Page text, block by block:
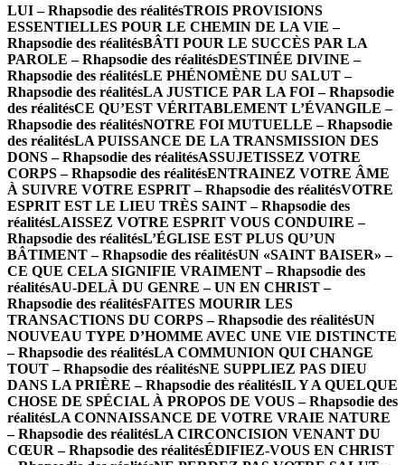
LUI – Rhapsodie des réalitésTROIS PROVISIONS
ESSENTIELLES POUR LE CHEMIN DE LA VIE –
Rhapsodie des réalitésBÂTI POUR LE SUCCÈS PAR LA
PAROLE – Rhapsodie des réalitésDESTINÉE DIVINE –
Rhapsodie des réalitésLE PHÉNOMÈNE DU SALUT –
Rhapsodie des réalitésLA JUSTICE PAR LA FOI – Rhapsodie
des réalitésCE QU’EST VÉRITABLEMENT L’ÉVANGILE –
Rhapsodie des réalitésNOTRE FOI MUTUELLE – Rhapsodie
des réalitésLA PUISSANCE DE LA TRANSMISSION DES
DONS – Rhapsodie des réalitésASSUJETISSEZ VOTRE
CORPS – Rhapsodie des réalitésENTRAINEZ VOTRE ÂME
À SUIVRE VOTRE ESPRIT – Rhapsodie des réalitésVOTRE
ESPRIT EST LE LIEU TRÈS SAINT – Rhapsodie des
réalitésLAISSEZ VOTRE ESPRIT VOUS CONDUIRE –
Rhapsodie des réalitésL’ÉGLISE EST PLUS QU’UN
BÂTIMENT – Rhapsodie des réalitésUN «SAINT BAISER» –
CE QUE CELA SIGNIFIE VRAIMENT – Rhapsodie des
réalitésAU-DELÀ DU GENRE – UN EN CHRIST –
Rhapsodie des réalitésFAITES MOURIR LES
TRANSACTIONS DU CORPS – Rhapsodie des réalitésUN
NOUVEAU TYPE D’HOMME AVEC UNE VIE DISTINCTE
– Rhapsodie des réalitésLA COMMUNION QUI CHANGE
TOUT – Rhapsodie des réalitésNE SUPPLIEZ PAS DIEU
DANS LA PRIÈRE – Rhapsodie des réalitésIL Y A QUELQUE
CHOSE DE SPÉCIAL À PROPOS DE VOUS – Rhapsodie des
réalitésLA CONNAISSANCE DE VOTRE VRAIE NATURE
– Rhapsodie des réalitésLA CIRCONCISION VENANT DU
CŒUR – Rhapsodie des réalitésÉDIFIEZ-VOUS EN CHRIST